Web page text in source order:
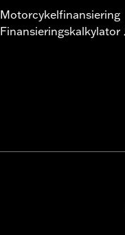
Motorcykelfinansiering
Finansieringskalkylator